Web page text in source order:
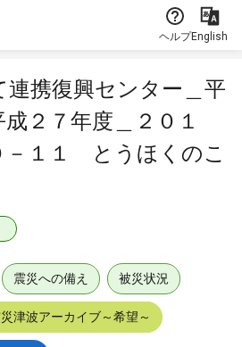
ヘルプEnglish
連携復興センター＿平
２７年度＿２０１
－１１ とうほくのこ
震災への備え 被災状況
津波アーカイブ～希望～